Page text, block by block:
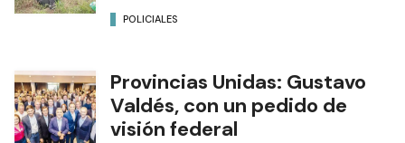
POLICIALES
Provincias Unidas: Gustavo
Valdés, con un pedido de
visión federal